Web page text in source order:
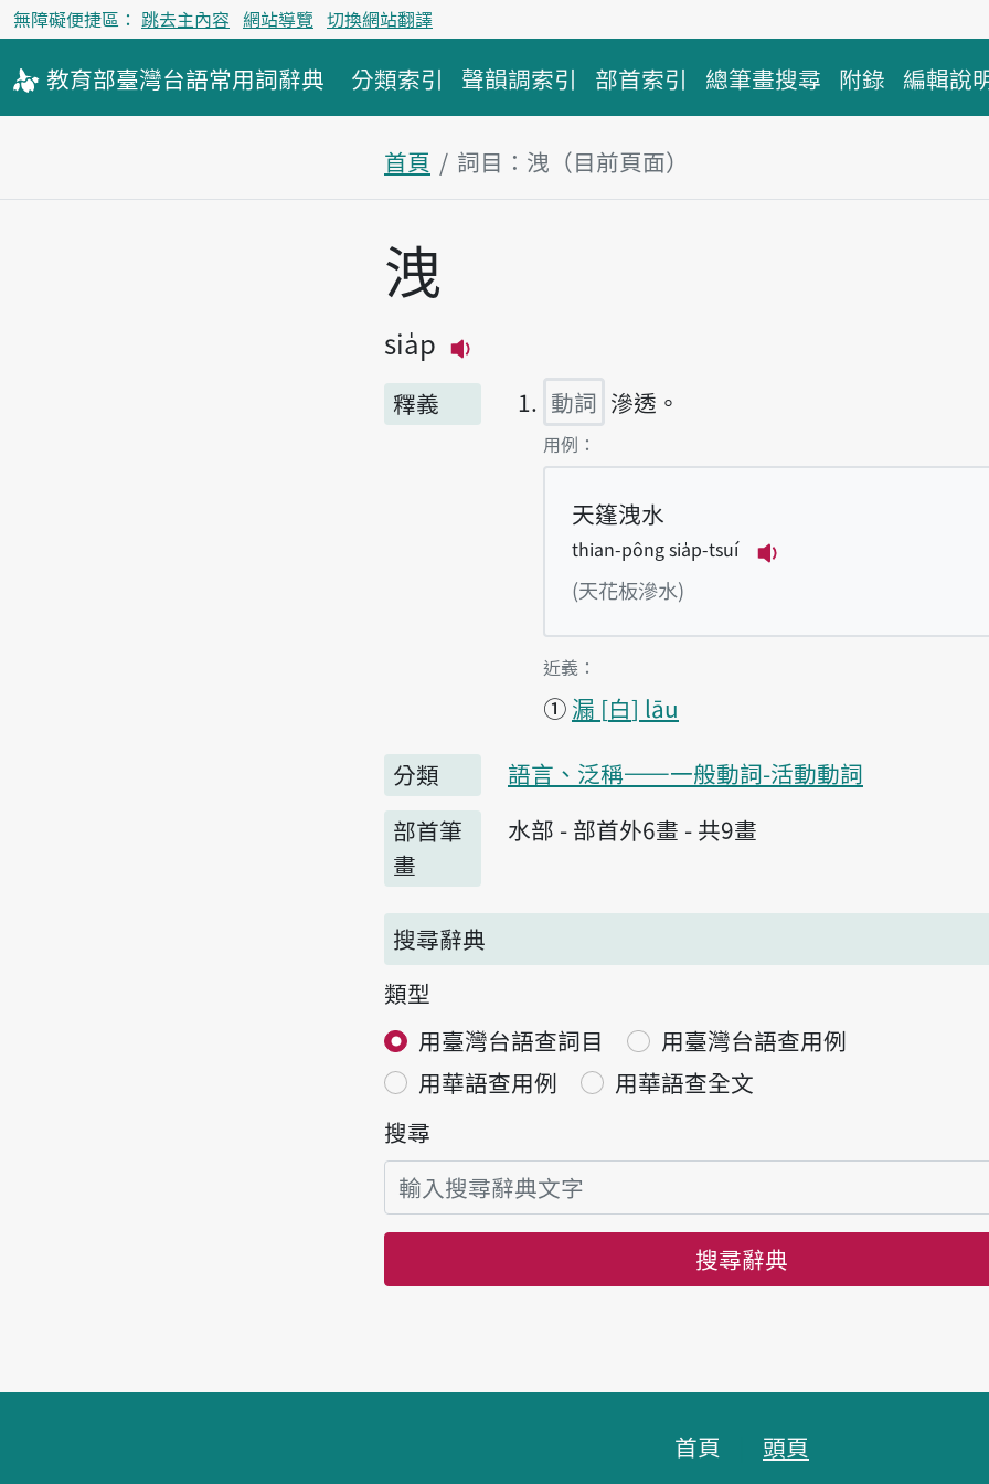
無障礙便捷區： 跳去主內容 網站導覽 切換網站翻譯
教育部臺灣台語常用詞辭典 分類索引 聲韻調索引 部首索引 總筆畫搜尋 附錄 編輯說
首頁 詞目：洩（目前頁面）
主內容區塊
洩
sia̍p
釋義
動詞 滲透。
第1項釋義的
用例：
天篷洩水
thian-pông sia̍p-tsuí
(天花板滲水)
第1項釋義的
近義：
① 漏 白 lāu
分類
語言、泛稱——一般動詞-活動動詞
部首筆
畫
水部 - 部首外6畫 - 共9畫
搜尋辭典
類型
用臺灣台語查詞目
用臺灣台語查用例
用華語查用例
用華語查全文
搜尋
搜尋辭典
首頁 頭頁